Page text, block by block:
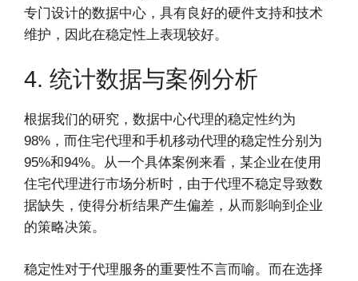
专门设计的数据中心，具有良好的硬件支持和技术
维护，因此在稳定性上表现较好。
4. 统计数据与案例分析
根据我们的研究，数据中心代理的稳定性约为
98%，而住宅代理和手机移动代理的稳定性分别为
95%和94%。从一个具体案例来看，某企业在使用
住宅代理进行市场分析时，由于代理不稳定导致数
据缺失，使得分析结果产生偏差，从而影响到企业
的策略决策。
稳定性对于代理服务的重要性不言而喻。而在选择